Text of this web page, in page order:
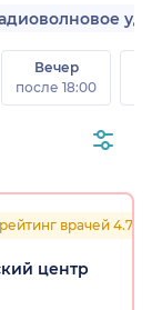
Вечер
после 18:00
врачей 4.7
центр